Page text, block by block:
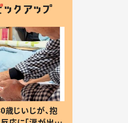
じいじが、抱